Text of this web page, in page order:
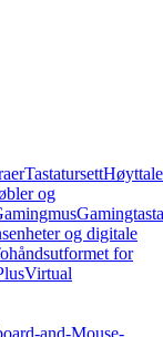
Tastatursett
og
og digitale
for
Virtual
and-Mouse-